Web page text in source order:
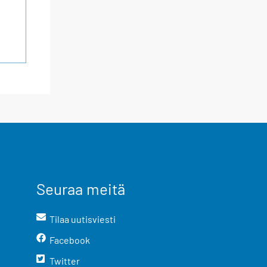
Seuraa meitä
Tilaa uutisviesti
Facebook
Twitter